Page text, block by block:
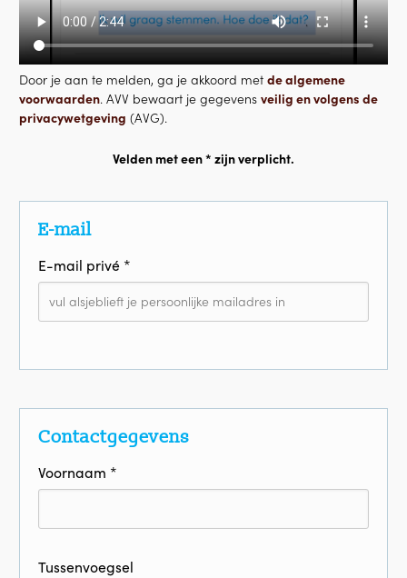
Door je aan te melden, ga je akkoord met de algemene
voorwaarden. AVV bewaart je gegevens veilig en volgens de
privacywetgeving (AVG).
Velden met een * zijn verplicht.
E-mail
E-mail privé *
Contactgegevens
Voornaam *
Tussenvoegsel